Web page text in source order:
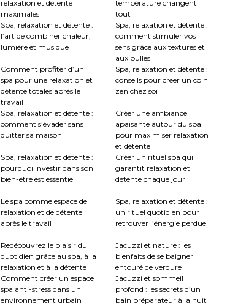
relaxation et détente
maximales
température changent
tout
Spa, relaxation et détente :
l’art de combiner chaleur,
lumière et musique
Spa, relaxation et détente :
comment stimuler vos
sens grâce aux textures et
aux bulles
Comment profiter d’un
spa pour une relaxation et
détente totales après le
travail
Spa, relaxation et détente :
conseils pour créer un coin
zen chez soi
Spa, relaxation et détente :
comment s’évader sans
quitter sa maison
Créer une ambiance
apaisante autour du spa
pour maximiser relaxation
et détente
Spa, relaxation et détente :
pourquoi investir dans son
bien-être est essentiel
Créer un rituel spa qui
garantit relaxation et
détente chaque jour
Le spa comme espace de
relaxation et de détente
après le travail
Spa, relaxation et détente :
un rituel quotidien pour
retrouver l’énergie perdue
Redécouvrez le plaisir du
quotidien grâce au spa, à la
relaxation et à la détente
Jacuzzi et nature : les
bienfaits de se baigner
entouré de verdure
Comment créer un espace
spa anti-stress dans un
environnement urbain
Jacuzzi et sommeil
profond : les secrets d’un
bain préparateur à la nuit